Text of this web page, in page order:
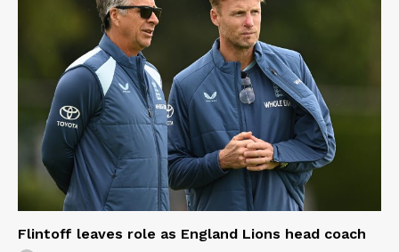
Flintoff leaves role as England Lions head coach